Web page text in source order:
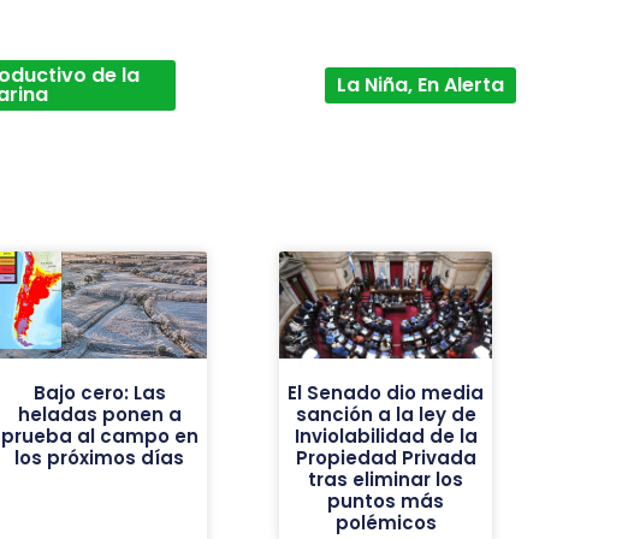
de la La Niña, En Alerta
Bajo cero: Las
heladas ponen a
prueba al campo en
los próximos días
El Senado dio media
sanción a la ley de
Inviolabilidad de la
Propiedad Privada
tras eliminar los
puntos más
polémicos